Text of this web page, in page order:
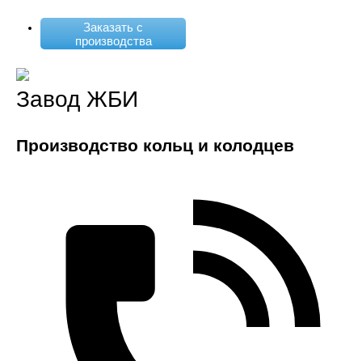
Заказать с
производства
Завод ЖБИ
Производство кольц и колодцев